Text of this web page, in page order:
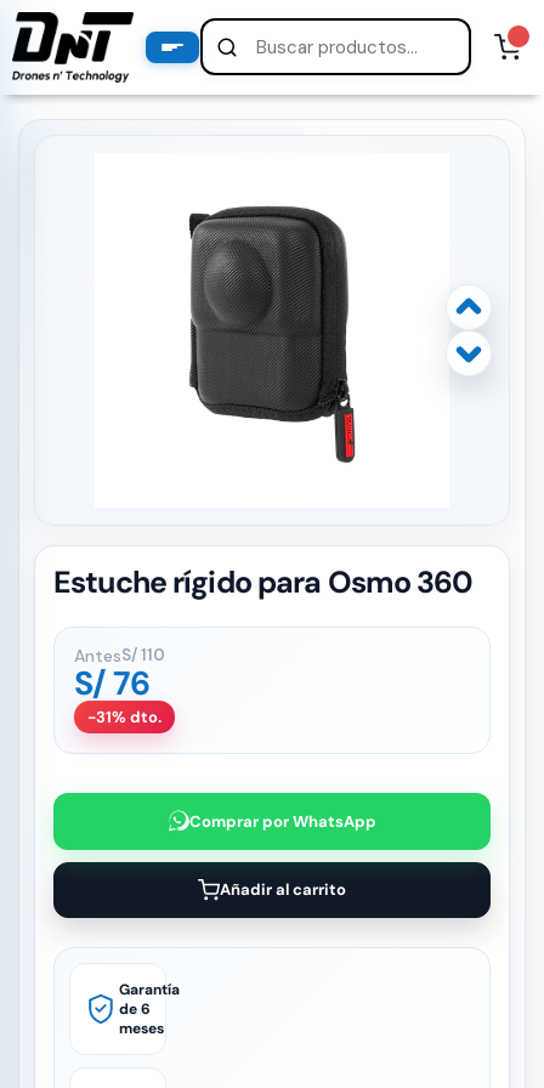
Estuche rígido para Osmo 360
AntesS/110
S/76
-31% dto.
Comprar por WhatsApp
Añadir al carrito
Garantía
de 6
meses
PRODUCTOS
productos destacados